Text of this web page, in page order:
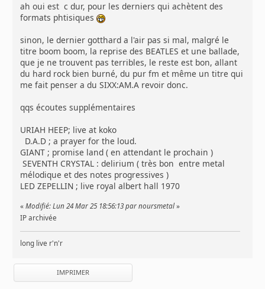
ah oui est c dur, pour les derniers qui achètent des
formats phtisiques
sinon, le dernier gotthard a l'air pas si mal, malgré le
titre boom boom, la reprise des BEATLES et une ballade,
que je ne trouvent pas terribles, le reste est bon, allant
du hard rock bien burné, du pur fm et même un titre qui
me fait penser a du SIXX:AM.A revoir donc.
qqs écoutes supplémentaires
URIAH HEEP; live at koko
D.A.D ; a prayer for the loud.
GIANT ; promise land ( en attendant le prochain )
SEVENTH CRYSTAL : delirium ( très bon entre metal
mélodique et des notes progressives )
LED ZEPELLIN ; live royal albert hall 1970
«Modifié: Lun 24 Mar 25 18:56:13 par noursmetal»
IP archivée
long live r'n'r
IMPRIMER